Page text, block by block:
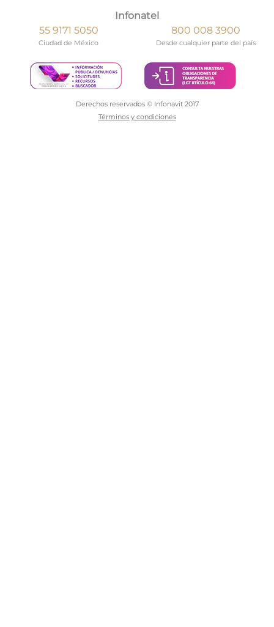
Infonatel
55 9171 5050
Ciudad de México
800 008 3900
Desde cualquier parte del país
Derechos reservados © Infonavit 2017
Términos y condiciones